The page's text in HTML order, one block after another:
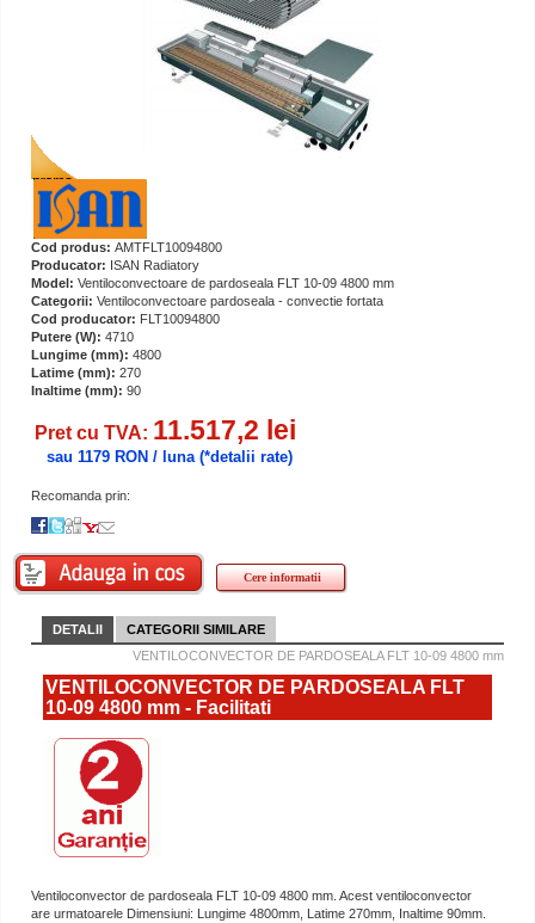
Cod produs: AMTFLT10094800
Producator: ISAN Radiatory
Model: Ventiloconvectoare de pardoseala FLT 10-09 4800 mm
Categorii: Ventiloconvectoare pardoseala - convectie fortata
Cod producator: FLT10094800
Putere (W): 4710
Lungime (mm): 4800
Latime (mm): 270
Inaltime (mm): 90
Pret cu TVA: 11.517,2 lei
sau 1179 RON / luna (*detalii rate)
Recomanda prin:
Cere informatii
DETALII
CATEGORII SIMILARE
VENTILOCONVECTOR DE PARDOSEALA FLT 10-09 4800 mm
VENTILOCONVECTOR DE PARDOSEALA FLT
10-09 4800 mm - Facilitati
Ventiloconvector de pardoseala FLT 10-09 4800 mm. Acest ventiloconvector
are urmatoarele Dimensiuni: Lungime 4800mm, Latime 270mm, Inaltime 90mm.